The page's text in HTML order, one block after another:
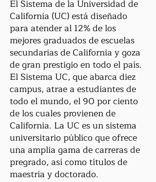
El Sistema de la Universidad de
California (UC) está diseñado
para atender al 12% de los
mejores graduados de escuelas
secundarias de California y goza
de gran prestigio en todo el país.
El Sistema UC, que abarca diez
campus, atrae a estudiantes de
todo el mundo, el 90 por ciento
de los cuales provienen de
California. La UC es un sistema
universitario público que ofrece
una amplia gama de carreras de
pregrado, así como títulos de
maestría y doctorado.